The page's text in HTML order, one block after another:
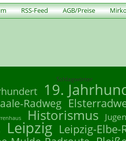
RSS-Feed AGB/Preise
Schlagwörter
19.
Radweg
Historismus
Leipzig Leipzig-